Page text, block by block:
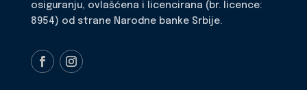
osiguranju, ovlašćena i licencirana (br. licence:
8954) od strane Narodne banke Srbije.